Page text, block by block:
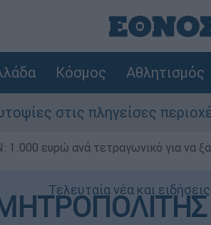
Κόσμος Αθλητισμός
περιοχές Η
ευρώ ανά τετραγωνικό για να
Τελευταία νέα και